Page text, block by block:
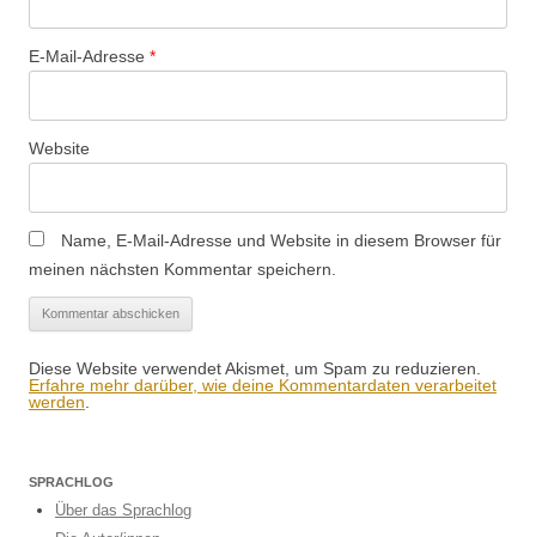
E-Mail-Adresse *
Website
Name, E-Mail-Adresse und Website in diesem Browser für
meinen nächsten Kommentar speichern.
Diese Website verwendet Akismet, um Spam zu reduzieren.
Erfahre mehr darüber, wie deine Kommentardaten verarbeitet
werden
SPRACHLOG
Über das Sprachlog